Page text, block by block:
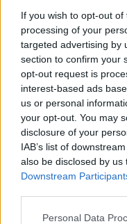
If you wish to opt-out
processing of your
targeted advertising by
section to confirm your
opt-out request is
interest-based ads
us or personal
your opt-out. You may
disclosure of your
IAB’s list of
also be disclosed by
Downstream
Please note that this
Personal Data
χαρακτηρίστηκε
προσλήφθηκαν
να βρουν το
Η αστυνομία
για την
γαλλικών
πλοία και τρένα.